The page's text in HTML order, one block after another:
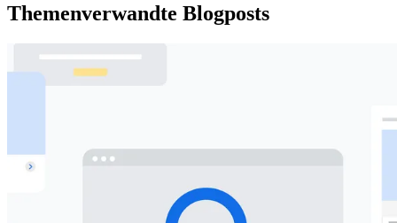
Themenverwandte Blogposts